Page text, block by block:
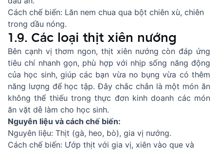
Cách chế biến: Lăn nem chua qua bột chiên xù, chiên
trong dầu nóng.
1.9. Các loại thịt xiên nướng
Bên cạnh vị thơm ngon, thịt xiên nướng còn đáp ứng
tiêu chí nhanh gọn, phù hợp với nhịp sống năng động
của học sinh, giúp các bạn vừa no bụng vừa có thêm
năng lượng để học tập. Đây chắc chắn là một món ăn
không thể thiếu trong thực đơn kinh doanh các món
ăn vặt dễ làm cho học sinh.
Nguyên liệu và cách chế biến:
Nguyên liệu: Thịt (gà, heo, bò), gia vị nướng.
Cách chế biến: Ướp thịt với gia vị, xiên vào que và